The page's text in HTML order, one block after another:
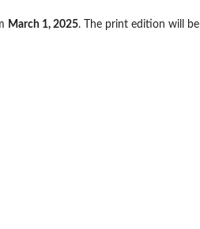
March 1, 2025. The print edition will be